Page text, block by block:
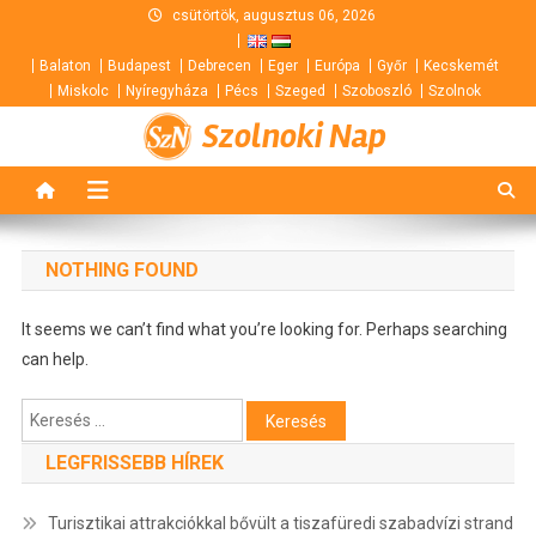
content
csütörtök, augusztus 06, 2026
Balaton Budapest Debrecen Eger Európa Győr
Kecskemét
Miskolc
Nyíregyháza Pécs Szeged Szoboszló Szolnok
Szolnoki Nap
NOTHING FOUND
It seems we can’t find what you’re looking for. Perhaps searching
can help.
Keresés:
LEGFRISSEBB HÍREK
Turisztikai attrakciókkal bővült a tiszafüredi szabadvízi strand